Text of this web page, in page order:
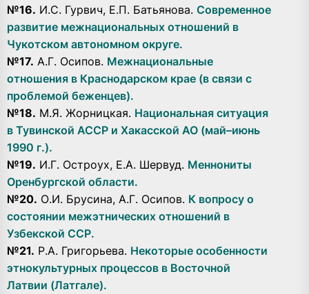
№16. И.С. Гурвич, Е.П. Батьянова. Современное
развитие межнациональных отношений в
Чукотском автономном округе.
№17. А.Г. Осипов. Межнациональные
отношения в Краснодарском крае (в связи с
проблемой беженцев).
№18. М.Я. Жорницкая. Национальная ситуация
в Тувинской АССР и Хакасской АО (май–июнь
1990 г.).
№19. И.Г. Остроух, Е.А. Шервуд. Меннониты
Оренбургской области.
№20. О.И. Брусина, А.Г. Осипов. К вопросу о
состоянии межэтнических отношений в
Узбекской ССР.
№21. Р.А. Григорьева. Некоторые особенности
этнокультурных процессов в Восточной
Латвии (Латгале).